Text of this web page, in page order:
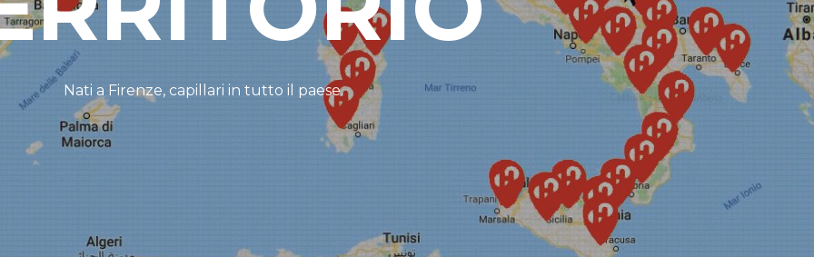
Nati a Firenze, capillari in tutto il paese.